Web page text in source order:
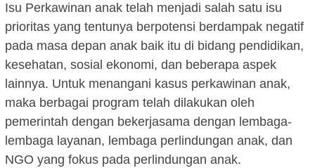
Isu Perkawinan anak telah menjadi salah satu isu
prioritas yang tentunya berpotensi berdampak negatif
pada masa depan anak baik itu di bidang pendidikan,
kesehatan, sosial ekonomi, dan beberapa aspek
lainnya. Untuk menangani kasus perkawinan anak,
maka berbagai program telah dilakukan oleh
pemerintah dengan bekerjasama dengan lembaga-
lembaga layanan, lembaga perlindungan anak, dan
NGO yang fokus pada perlindungan anak.